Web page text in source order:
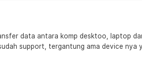
data antara komp desktoo, laptop
Dan saya sudah lama jadi